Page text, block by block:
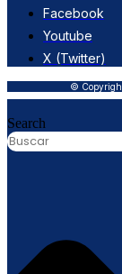
Facebook
Youtube
X (Twitter)
©
Search